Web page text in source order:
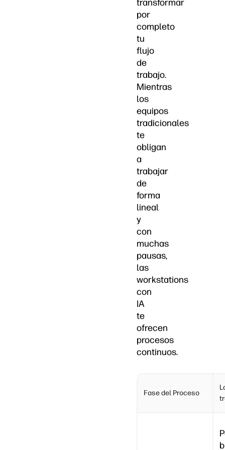
transformar
por
completo
tu
flujo
de
trabajo.
Mientras
los
equipos
tradicionales
te
obligan
a
trabajar
de
forma
lineal
y
con
muchas
pausas,
las
workstations
con
IA
te
ofrecen
procesos
continuos.
Fase del Proceso